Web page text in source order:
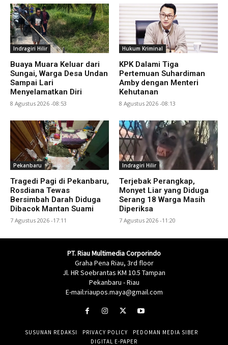
Indragiri Hilir
Buaya Muara Keluar dari
Sungai, Warga Desa Undan
Sampai Lari
Menyelamatkan Diri
8 Agustus 2026 -08:53
Hukum Kriminal
KPK Dalami Tiga
Pertemuan Suhardiman
Amby dengan Menteri
Kehutanan
8 Agustus 2026 -08:13
Pekanbaru
Tragedi Pagi di Pekanbaru,
Rosdiana Tewas
Bersimbah Darah Diduga
Dibacok Mantan Suami
7 Agustus 2026 -17:11
Indragiri Hilir
Terjebak Perangkap,
Monyet Liar yang Diduga
Serang 18 Warga Masih
Diperiksa
7 Agustus 2026 -11:20
PT. Riau Multimedia Corporindo
Graha Pena Riau, 3rd floor
Jl. HR Soebrantas KM 10.5 Tampan
Pekanbaru - Riau
E-mail:riaupos.maya@gmail.com
SUSUNAN REDAKSI PRIVACY POLICY
PEDOMAN MEDIA SIBER
DIGITAL E-PAPER